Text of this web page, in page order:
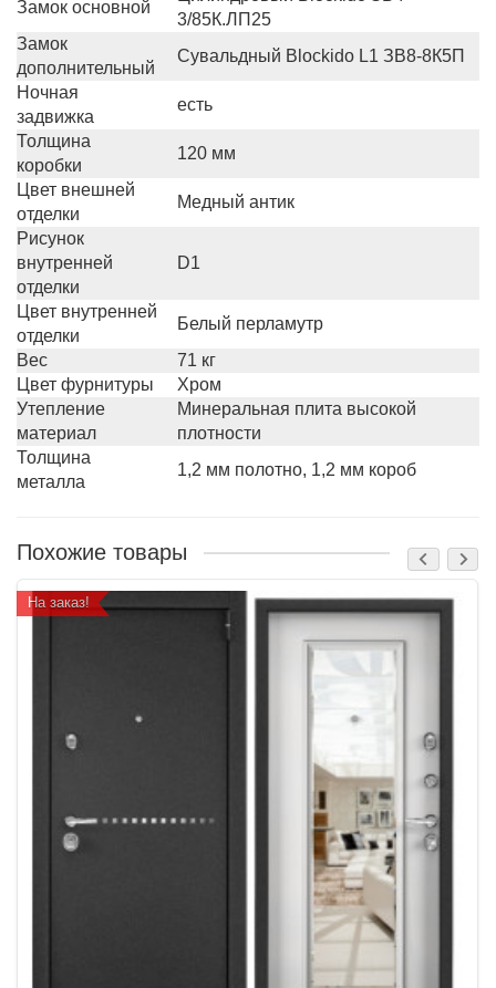
Замок основной
3/85К.ЛП25
Замок
дополнительный
Сувальдный Blockido L1 ЗВ8-8К5П
Ночная
задвижка
есть
Толщина
коробки
120 мм
Цвет внешней
отделки
Медный антик
Рисунок
внутренней
отделки
D1
Цвет внутренней
отделки
Белый перламутр
Вес
71 кг
Цвет фурнитуры
Хром
Утепление
материал
Минеральная плита высокой
плотности
Толщина
металла
1,2 мм полотно, 1,2 мм короб
Похожие товары
На заказ!